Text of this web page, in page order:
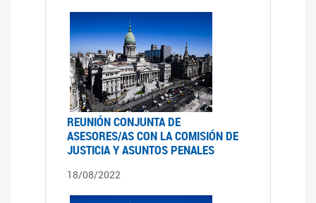
REUNIÓN CONJUNTA DE
ASESORES/AS CON LA COMISIÓN DE
JUSTICIA Y ASUNTOS PENALES
18/08/2022